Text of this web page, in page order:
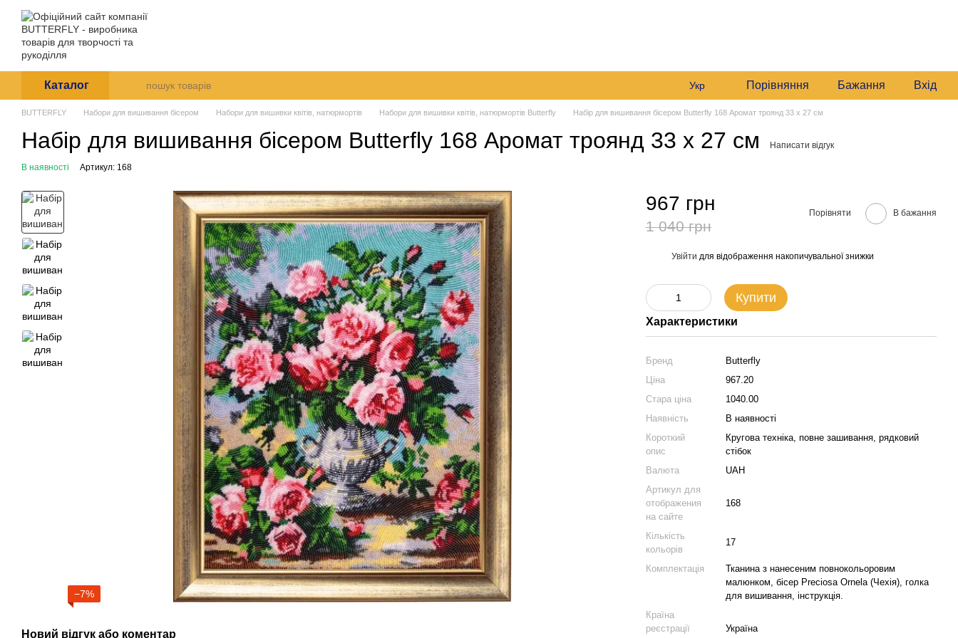
Перейти до основного контенту
Каталог Укр Порівняння Бажання Вхід
BUTTERFLY Набори для вишивання бісером Набори для вишивки квітів, натюрмортів Набори для вишивки квітів, натюрмортів Butterfly Набір для вишивання бісером Butterfly 168 Аромат троянд 33 х 27 см
Набір для вишивання бісером Butterfly 168 Аромат троянд 33 х 27 см Написати відгук
В наявності Артикул: 168
−7%
Новий відгук або коментар
967 грн
1 040 грн
Порівняти В бажання
Увійти для відображення накопичувальної знижки
Купити
Характеристики
Бренд
Butterfly
Ціна
967.20
Стара ціна
1040.00
Наявність
В наявності
Короткий
опис
Кругова техніка, повне зашивання, рядковий
стібок
Валюта
UAH
Артикул для
отображения
на сайте
168
Кількість
кольорів
17
Комплектація
Тканина з нанесеним повнокольоровим
малюнком, бісер Preciosa Ornela (Чехія), голка
для вишивання, інструкція.
Країна
реєстрації
Україна